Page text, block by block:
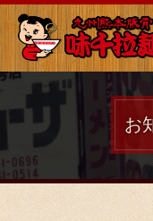
全国
展開 海外
お